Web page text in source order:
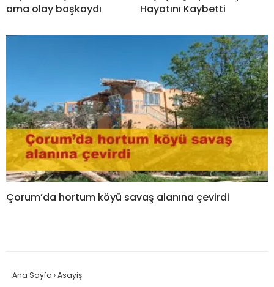
ama olay başkaydı
Hayatını Kaybetti
Çorum’da hortum köyü savaş alanına çevirdi
Ana Sayfa ›Asayiş